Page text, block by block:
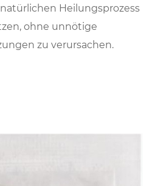
Heilungsprozess
ohne unnötige
zu verursachen.